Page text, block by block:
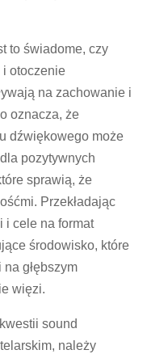
to świadome, czy
i otoczenie
na zachowanie i
oznacza, że
dźwiękowego może
pozytywnych
sprawią, że
Przekładając
i cele na format
środowisko, które
głębszym
więzi.
sound
należy